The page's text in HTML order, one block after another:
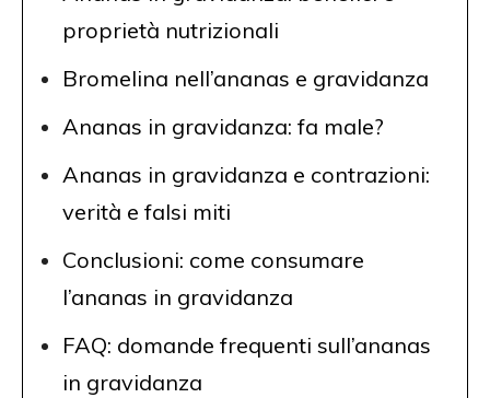
proprietà nutrizionali
Bromelina nell’ananas e gravidanza
Ananas in gravidanza: fa male?
Ananas in gravidanza e contrazioni:
verità e falsi miti
Conclusioni: come consumare
l’ananas in gravidanza
FAQ: domande frequenti sull’ananas
in gravidanza